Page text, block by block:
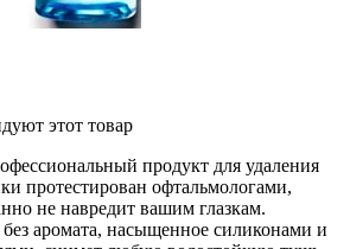
этот товар
продукт для удаления
протестирован офтальмологами,
не навредит вашим глазкам.
без аромата, насыщенное силиконами и